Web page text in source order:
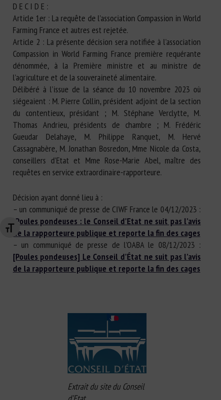
Changer la taille de la police
D E C I D E :
Article 1er : La requête de l’association Compassion in World
Farming France et autres est rejetée.
Article 2 : La présente décision sera notifiée à l’association
Compassion in World Farming France première requérante
dénommée, à la Première ministre et au ministre de
l’agriculture et de la souveraineté alimentaire.
Délibéré à l’issue de la séance du 10 novembre 2023 où
siégeaient : M. Pierre Collin, président adjoint de la section
du contentieux, présidant ; M. Stéphane Verclytte, M.
Thomas Andrieu, présidents de chambre ; M. Frédéric
Gueudar Delahaye, M. Philippe Ranquet, M. Hervé
Cassagnabère, M. Jonathan Bosredon, Mme Nicole da Costa,
conseillers d’Etat et Mme Rose-Marie Abel, maître des
requêtes en service extraordinaire-rapporteure.
Décision ayant donné lieu à :
– un communiqué de presse de CIWF France le 04/12/2023 :
Poules pondeuses : le Conseil d’Etat ne suit pas l’avis
de la rapporteure publique et reporte la fin des cages
– un communiqué de presse de l’OABA le 08/12/2023 :
[Poules pondeuses] Le Conseil d’État ne suit pas l’avis
de la rapporteure publique et reporte la fin des cages
Extrait du site du Conseil